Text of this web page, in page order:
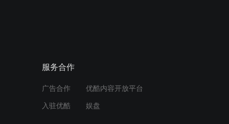
服务合作
广告合作 优酷内容开放平台
入驻优酷 娱盘